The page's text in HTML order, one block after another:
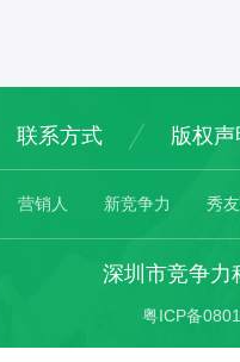
联系方式 版权声
营销人 新竞争力 秀
深圳市竞争力
粤ICP备